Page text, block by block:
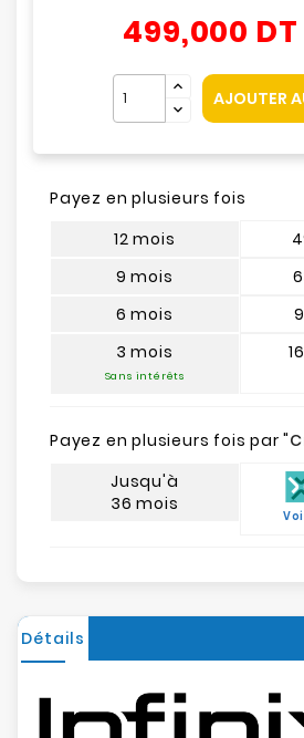
499,000 DT
AJOUTER
Payez en plusieurs fois
12 mois
9 mois
6 mois
3 mois
Sans intérêts
Payez en plusieurs fois par "
Jusqu'à
36 mois
Détails